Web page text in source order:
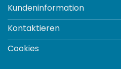
Kundeninformation
Kontaktieren
Cookies